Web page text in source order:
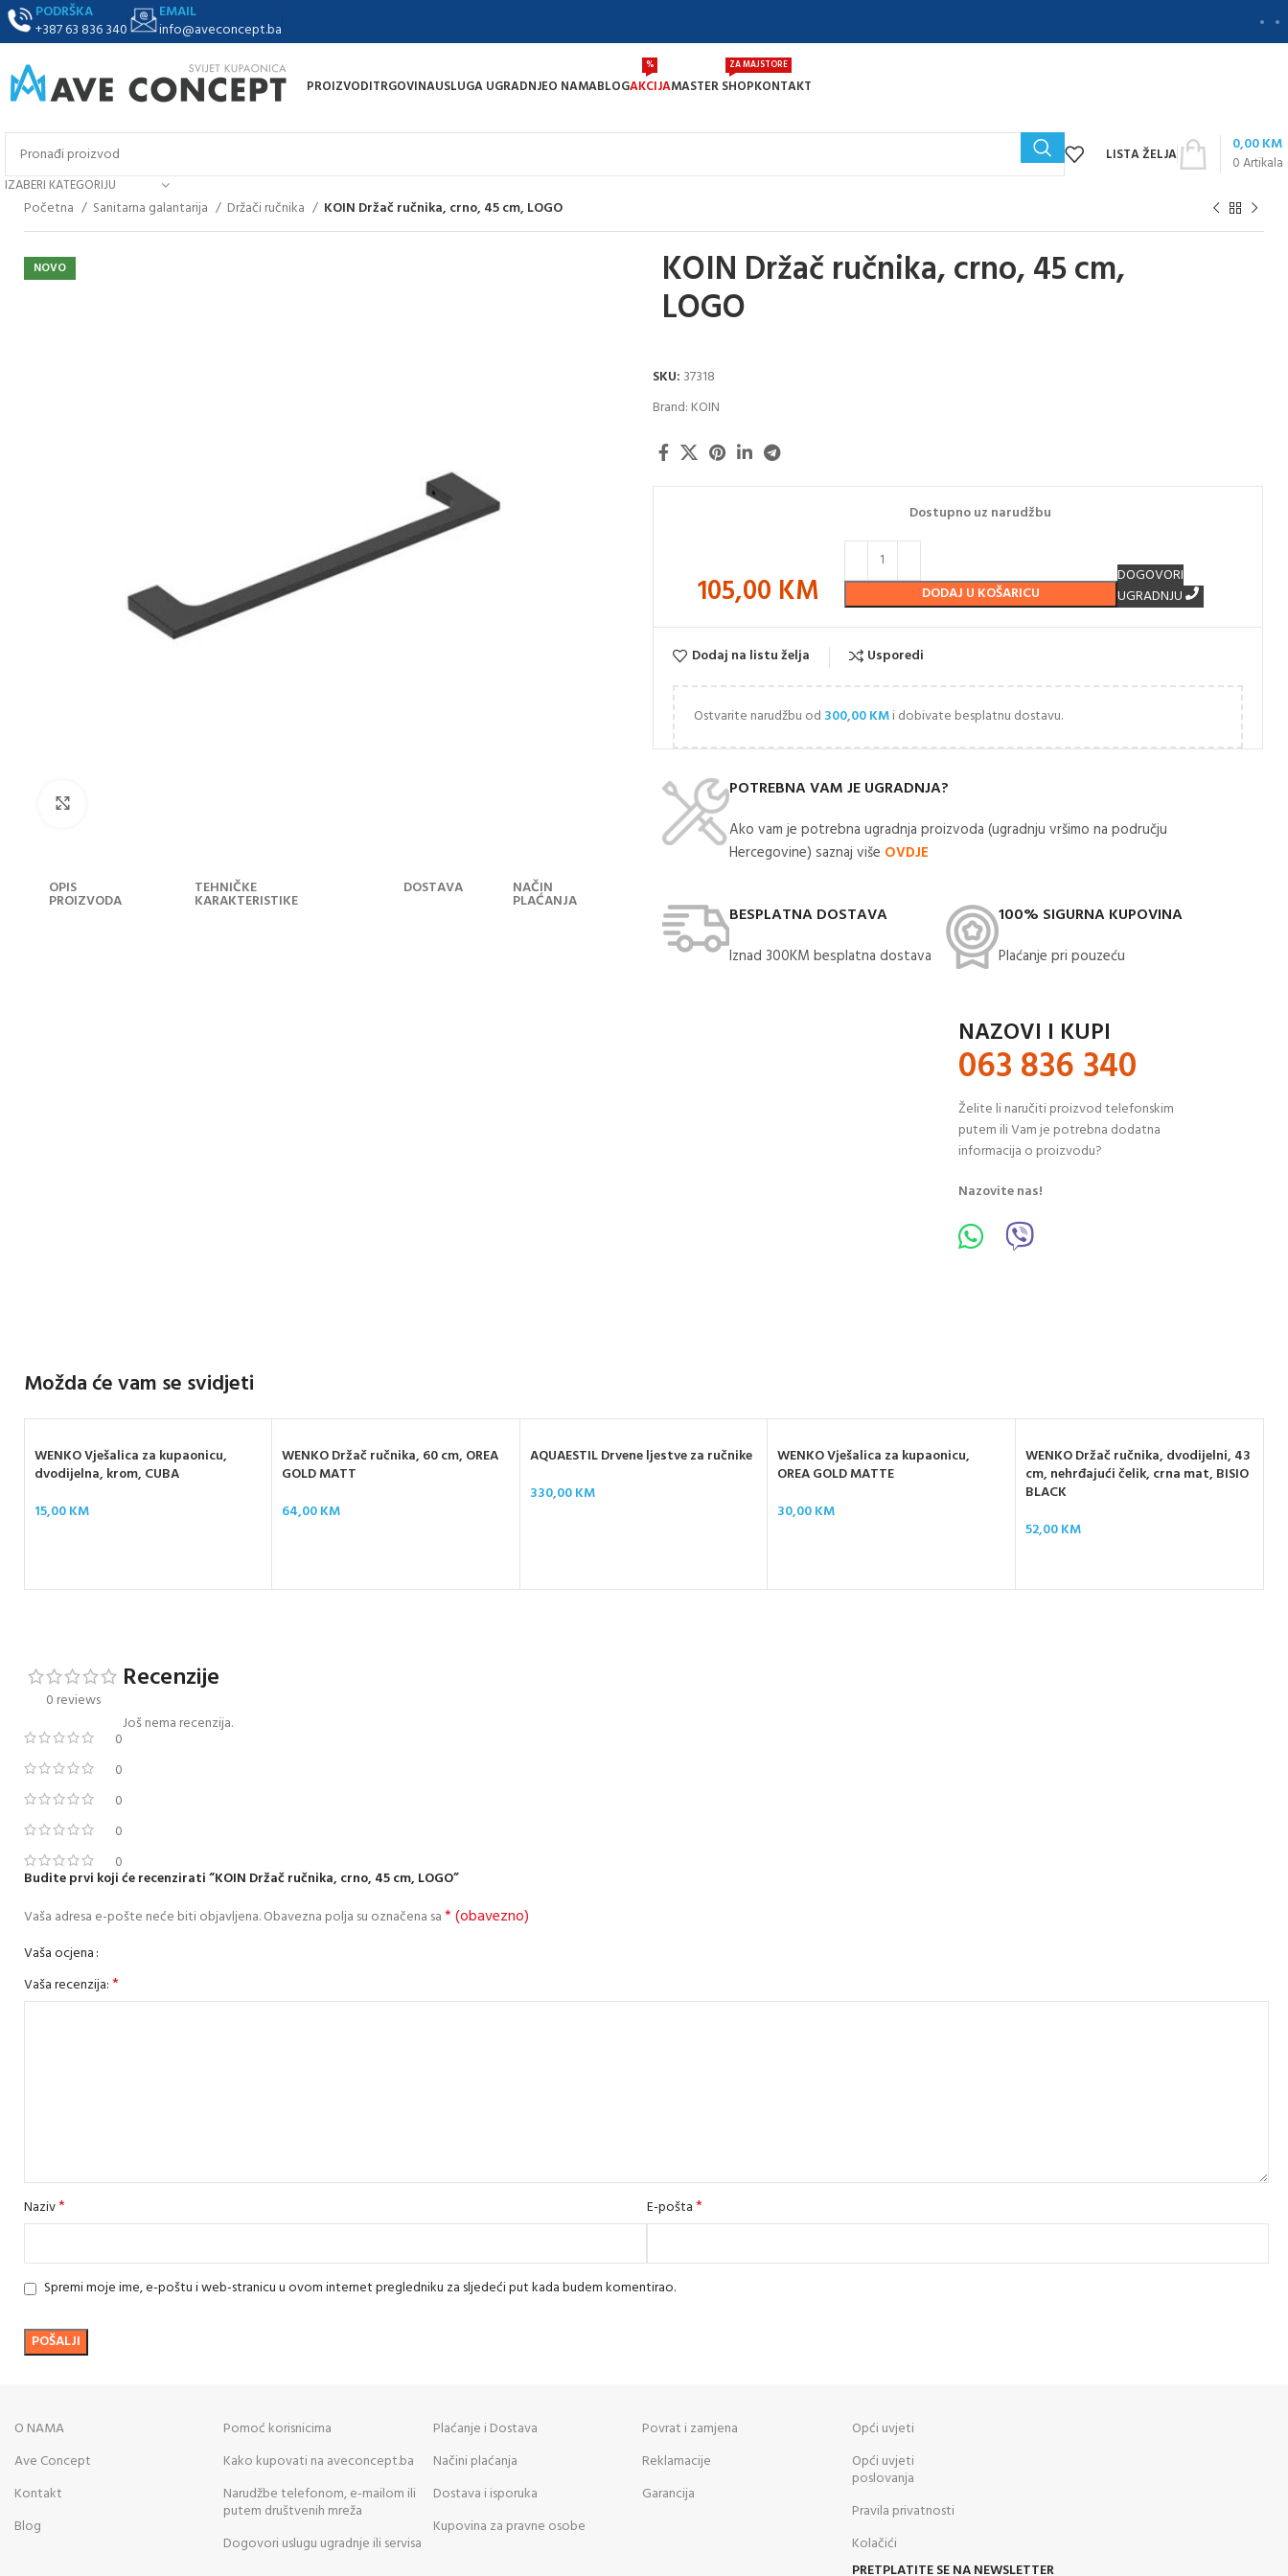
PODRŠKA
+387 63 836 340
EMAIL
info@aveconcept.ba
PROIZVODITRGOVINAUSLUGA UGRADNJEO NAMABLOGAKCIJA
%
MASTER SHOP
ZA MAJSTORE
KONTAKT
IZABERI KATEGORIJU
LISTA ŽELJA 0Artikala
0,00KM
Početna Sanitarna galantarija Držači ručnika KOIN Držač ručnika, crno, 45 cm, LOGO
NOVO
OPIS
PROIZVODA
TEHNIČKE
KARAKTERISTIKE
DOSTAVA NAČIN
PLAĆANJA
KOIN Držač ručnika, crno, 45 cm,
LOGO
SKU: 37318
Brand: KOIN
105,00 KM
Dostupno uz narudžbu
DODAJ U KOŠARICU
DOGOVORI
UGRADNJU
Dodaj na listu želja Usporedi
Ostvarite narudžbu od 300,00KMi dobivate besplatnu dostavu.
POTREBNA VAM JE UGRADNJA?
Ako vam je potrebna ugradnja proizvoda (ugradnju vršimo na području
Hercegovine) saznaj više OVDJE
BESPLATNA DOSTAVA
Iznad 300KM besplatna dostava​
100% SIGURNA KUPOVINA
Plaćanje pri pouzeću
NAZOVI I KUPI
063 836 340
Želite li naručiti proizvod telefonskim
putem ili Vam je potrebna dodatna
informacija o proizvodu?
Nazovite nas!
Možda će vam se svidjeti
WENKO Vješalica za kupaonicu,
dvodijelna, krom, CUBA
15,00KM
WENKO Držač ručnika, 60 cm, OREA
GOLD MATT
64,00KM
AQUAESTIL Drvene ljestve za ručnike
330,00KM
WENKO Vješalica za kupaonicu,
OREA GOLD MATTE
30,00KM
WENKO Držač ručnika, dvodijelni, 43
cm, nehrđajući čelik, crna mat, BISIO
BLACK
52,00KM
0 reviews
0
0
0
0
0
Recenzije
Još nema recenzija.
Budite prvi koji će recenzirati “KOIN Držač ručnika, crno, 45 cm, LOGO”
Vaša adresa e-pošte neće biti objavljena.Obavezna polja su označena sa* (obavezno)
Vaša ocjena
Vaša recenzija:*
Naziv* E-pošta*
Spremi moje ime, e-poštu i web-stranicu u ovom internet pregledniku za sljedeći put kada budem komentirao.
O NAMA
Ave Concept
Kontakt
Blog
Pomoć korisnicima
Kako kupovati na aveconcept.ba
Narudžbe telefonom, e-mailom ili
putem društvenih mreža
Dogovori uslugu ugradnje ili servisa
Plaćanje i Dostava
Načini plaćanja
Dostava i isporuka
Kupovina za pravne osobe
Povrat i zamjena
Reklamacije
Garancija
Opći uvjeti
Opći uvjeti
poslovanja
Pravila privatnosti
Kolačići
PRETPLATITE SE NA NEWSLETTER